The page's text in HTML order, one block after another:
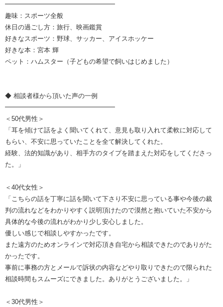
━━━━━━━━━━━━━━━━━
趣味：スポーツ全般
休日の過ごし方：旅行、映画鑑賞
好きなスポーツ：野球、サッカー、アイスホッケー
好きな本：宮本 輝
ペット：ハムスター（子どもの希望で飼いはじめました）
◆ 相談者様から頂いた声の一例
━━━━━━━━━━━━━━━━━
＜50代男性＞
「耳を傾けて話をよく聞いてくれて、意見も取り入れて柔軟に対応して
もらい、不安に思っていたことを全て解決してくれた。
経験、法的知識があり、相手方のタイプを踏まえた対応をしてくださっ
た。」
＜40代女性＞
「こちらの話を丁寧に話を聞いて下さり不安に思っている事や今後の裁
判の流れなどをわかりやすく説明頂けたので漠然と抱いていた不安から
具体的な今後の流れがわかり少し安心しました。
優しい感じで相談しやすかったです。
また遠方のためオンラインで対応頂き自宅から相談できたのでありがた
かったです。
事前に事務の方とメールで訴状の内容などやり取りできたので限られた
相談時間もスムーズにできました。ありがとうございました。」
＜30代男性＞